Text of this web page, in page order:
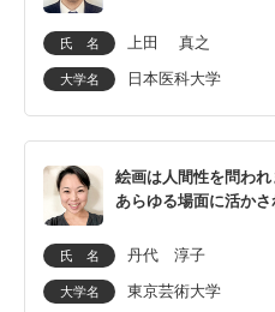
氏 名 上田 真之
大学名 日本医科大学
絵画は人間性を問わ
あらゆる場面に活かさ
氏 名 丹代 淳子
大学名 東京芸術大学